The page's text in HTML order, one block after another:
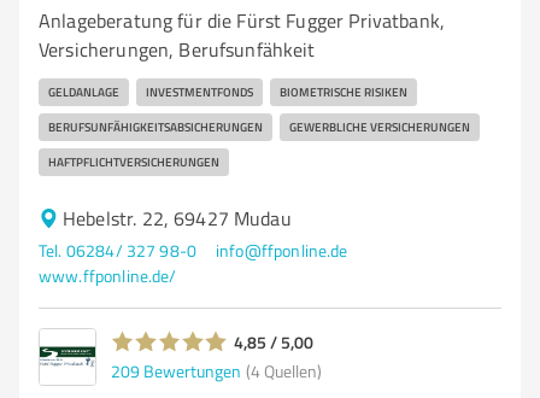
Anlageberatung für die Fürst Fugger Privatbank,
Versicherungen, Berufsunfähkeit
GELDANLAGE INVESTMENTFONDS BIOMETRISCHE RISIKEN
BERUFSUNFÄHIGKEITSABSICHERUNGEN GEWERBLICHE VERSICHERUNGEN
HAFTPFLICHTVERSICHERUNGEN
Hebelstr. 22, 69427 Mudau
Tel. 06284/ 327 98-0
info@ffponline.de
www.ffponline.de/
4,85 / 5,00
209 Bewertungen (4 Quellen)